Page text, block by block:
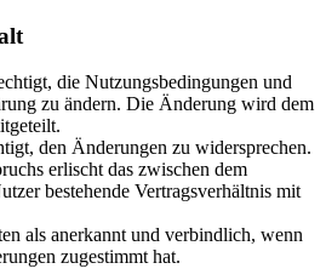
die Nutzungsbedingungen und
zu ändern. Die Änderung wird dem
den Änderungen zu widersprechen.
erlischt das zwischen dem
bestehende Vertragsverhältnis mit
als anerkannt und verbindlich, wenn
zugestimmt hat.